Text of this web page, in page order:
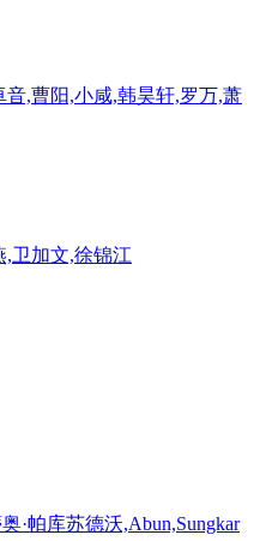
,曹阳,小咸,韩昊轩,罗万,萧
,卫加文,徐锦江
·帕库苏德沃,Abun,Sungkar